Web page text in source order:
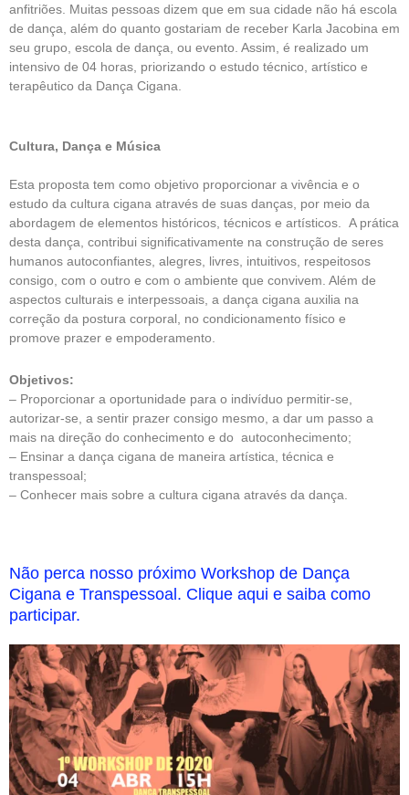
anfitriões. Muitas pessoas dizem que em sua cidade não há escola
de dança, além do quanto gostariam de receber Karla Jacobina em
seu grupo, escola de dança, ou evento. Assim, é realizado um
intensivo de 04 horas, priorizando o estudo técnico, artístico e
terapêutico da Dança Cigana.
Cultura, Dança e Música
Esta proposta tem como objetivo proporcionar a vivência e o
estudo da cultura cigana através de suas danças, por meio da
abordagem de elementos históricos, técnicos e artísticos. A prática
desta dança, contribui significativamente na construção de seres
humanos autoconfiantes, alegres, livres, intuitivos, respeitosos
consigo, com o outro e com o ambiente que convivem. Além de
aspectos culturais e interpessoais, a dança cigana auxilia na
correção da postura corporal, no condicionamento físico e
promove prazer e empoderamento.
Objetivos:
– Proporcionar a oportunidade para o indivíduo permitir-se,
autorizar-se, a sentir prazer consigo mesmo, a dar um passo a
mais na direção do conhecimento e do autoconhecimento;
– Ensinar a dança cigana de maneira artística, técnica e
transpessoal;
– Conhecer mais sobre a cultura cigana através da dança.
Não perca nosso próximo Workshop de Dança
Cigana e Transpessoal. Clique aqui e saiba como
participar.